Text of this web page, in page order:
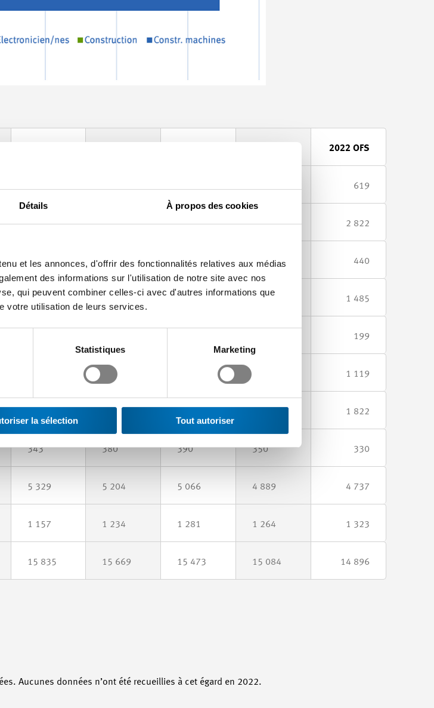
Détails À propos des cookies
et les annonces, d'offrir des fonctionnalités relatives aux médias
des informations sur l'utilisation de notre site avec nos
qui peuvent combiner celles-ci avec d'autres informations que
votre utilisation de leurs services.
Statistiques Marketing
la sélection Tout autoriser
2022 OFS
619
2 784 2 774 2 752 2 793 2 822
401 418 442 455 440
1 661 1 494 1 485
199
1 269 1 119
1 822
343 380 390 350 330
5 329 5 204 5 066 4 889 4 737
1 157 1 234 1 281 1 264 1 323
15 835 15 669 15 473 15 084 14 896
Aucunes données n’ont été recueillies à cet égard en 2022.